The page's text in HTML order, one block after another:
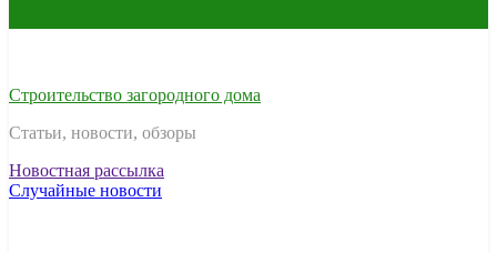
Строительство загородного дома
Статьи, новости, обзоры
Новостная рассылка
Случайные новости